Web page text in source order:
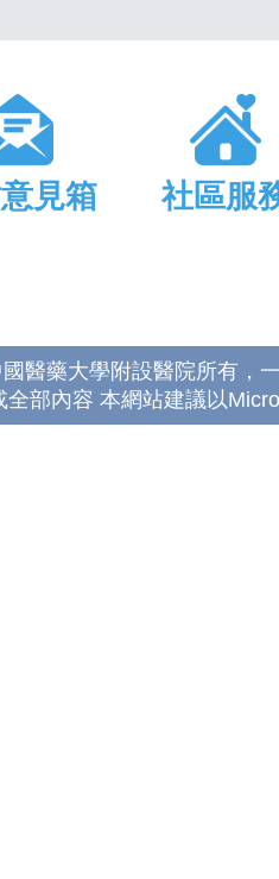
見箱 社區服
醫藥大學附設醫院所有，
全部內容 本網站建議以